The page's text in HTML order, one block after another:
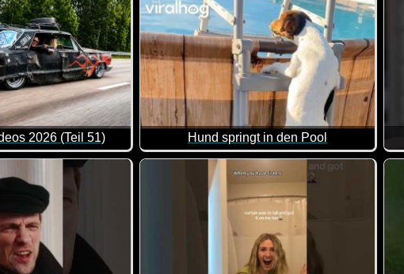
2026 (Teil 51)
von lustigen Videos. Klasse gemacht, da von allem was
Hund springt in den Pool
Die nervige Leiter zum Pool scheint den